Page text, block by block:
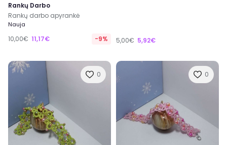
Rankų Darbo
Rankų darbo apyrankė
Nauja
10,00€ 11,17€ -9% 5,00€ 5,92€
0 0